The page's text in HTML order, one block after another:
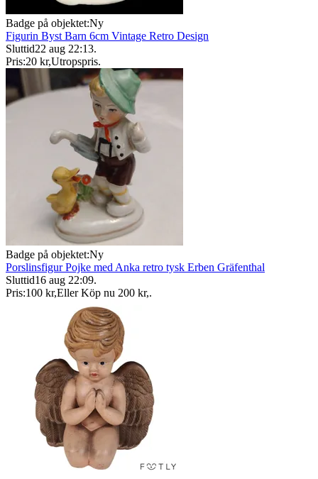
Badge på objektet:Ny
Figurin Byst Barn 6cm Vintage Retro Design
Sluttid22 aug 22:13.
Pris:20 kr,Utropspris.
Badge på objektet:Ny
Porslinsfigur Pojke med Anka retro tysk Erben Gräfenthal
Sluttid16 aug 22:09.
Pris:100 kr,Eller Köp nu 200 kr,.